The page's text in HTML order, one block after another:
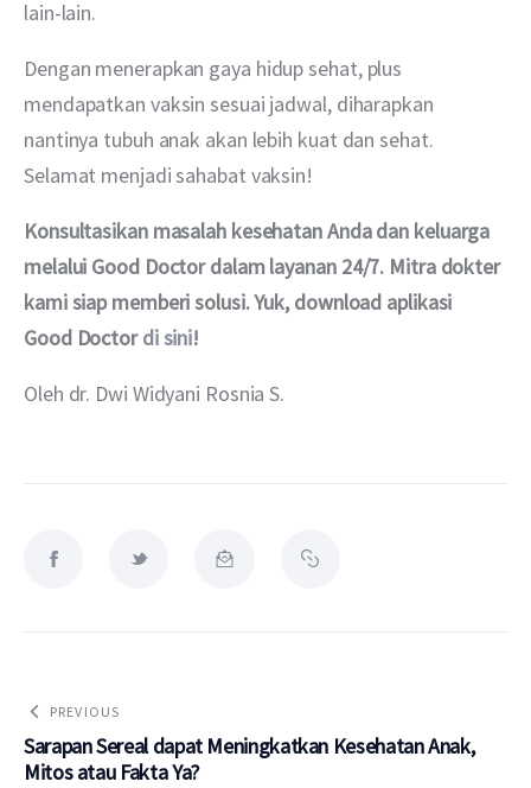
lain-lain.
Dengan menerapkan gaya hidup sehat, plus
mendapatkan vaksin sesuai jadwal, diharapkan
nantinya tubuh anak akan lebih kuat dan sehat.
Selamat menjadi sahabat vaksin!
Konsultasikan masalah kesehatan Anda dan keluarga
melalui Good Doctor dalam layanan 24/7. Mitra dokter
kami siap memberi solusi. Yuk, download aplikasi
Good Doctor di sini!
Oleh dr. Dwi Widyani Rosnia S.
PREVIOUS
Sarapan Sereal dapat Meningkatkan Kesehatan Anak,
Mitos atau Fakta Ya?